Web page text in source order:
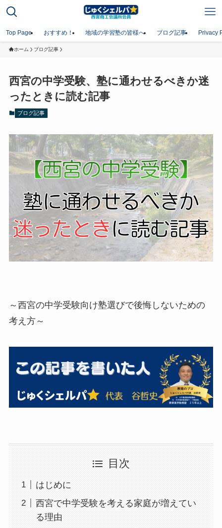
Top Page おすすめ！ 地域の学習塾の皆様へ ブログ記事 Privacy
ホーム ブログ記事
西宮の中学受験、塾に通わせるべきか迷
ったときに読む記事
ブログ記事
～西宮の中学受験向け塾選びで後悔しないための
考え方～
目次
はじめに
西宮で中学受験を考える家庭が増えてい
る理由